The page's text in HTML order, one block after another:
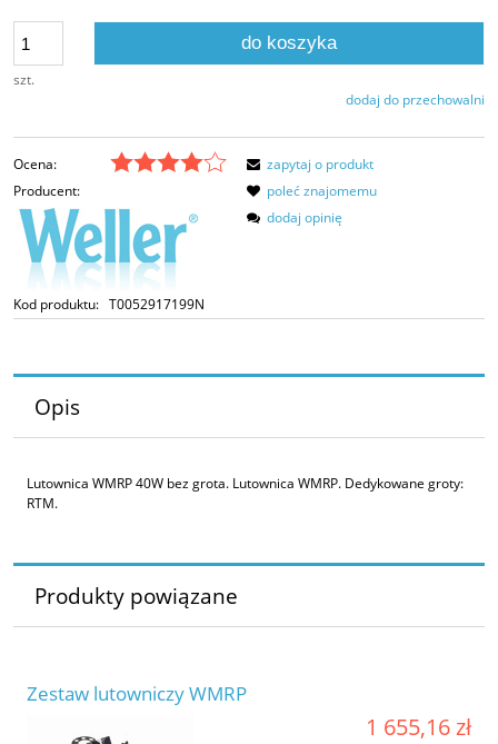
szt.
do koszyka
dodaj do przechowalni
Ocena:
Producent:
Kod produktu: T0052917199N
zapytaj o produkt
poleć znajomemu
dodaj opinię
Opis
Lutownica WMRP 40W bez grota. Lutownica WMRP. Dedykowane groty:
RTM.
Produkty powiązane
Zestaw lutowniczy WMRP
1 655,16 zł